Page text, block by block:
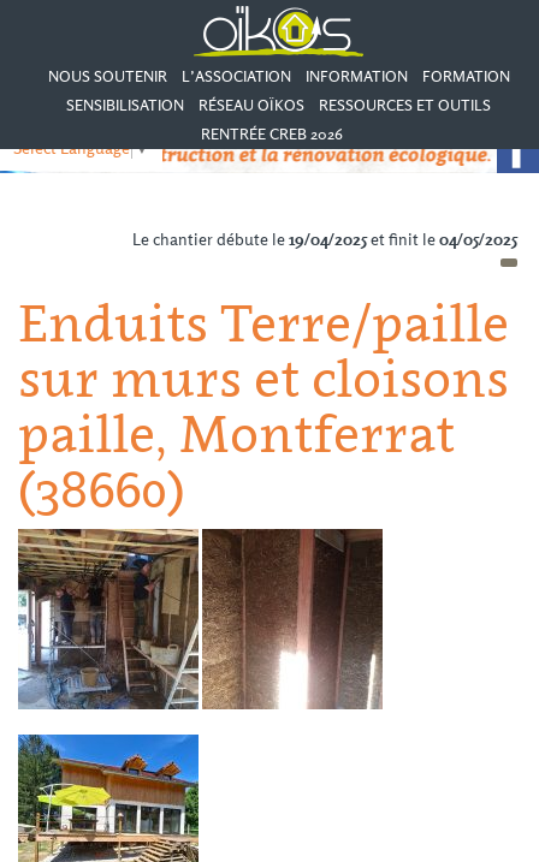
NOUS SOUTENIR L’ASSOCIATION INFORMATION
FORMATION
SENSIBILISATION
RÉSEAU OÏKOS
RESSOURCES ET OUTILS
RENTRÉE CREB 2026
Select Language▼
Le chantier débute le19/04/2025et finit le04/05/2025
Enduits Terre/paille
sur murs et cloisons
paille, Montferrat
(38660)